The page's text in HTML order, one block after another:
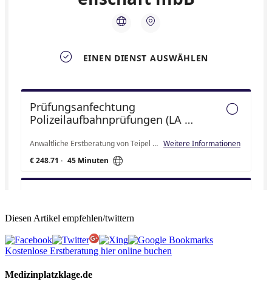
Diesen Artikel empfehlen/twittern
Kostenlose Erstberatung hier online buchen
Medizinplatzklage.de